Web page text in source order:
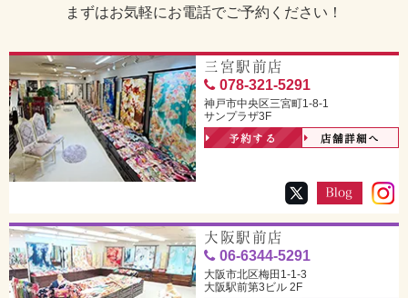
まずはお気軽にお電話でご予約ください！
三宮駅前店
078-321-5291
神戸市中央区三宮町1-8-1
サンプラザ3F
予約する 店舗詳細へ
大阪駅前店
06-6344-5291
大阪市北区梅田1-1-3
大阪駅前第3ビル 2F